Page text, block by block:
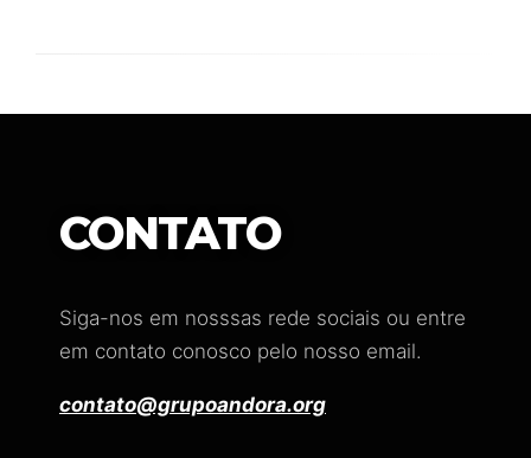
CONTATO
Siga-nos em nosssas rede sociais ou entre
em contato conosco pelo nosso email.
contato@grupoandora.org